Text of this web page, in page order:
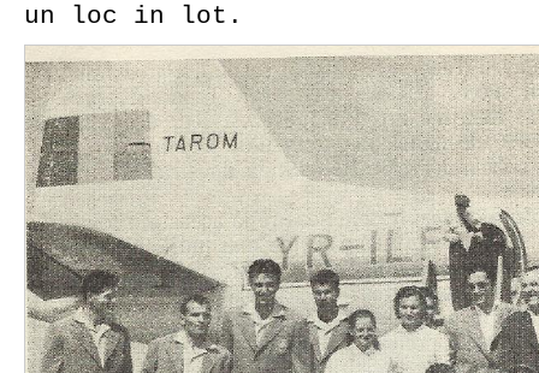
un loc in lot.